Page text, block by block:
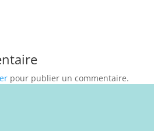
pour publier un commentaire.